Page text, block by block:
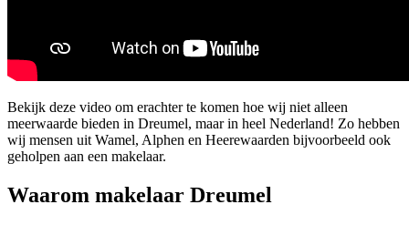
Bekijk deze video om erachter te komen hoe wij niet alleen
meerwaarde bieden in Dreumel, maar in heel Nederland! Zo hebben
wij mensen uit Wamel, Alphen en Heerewaarden bijvoorbeeld ook
geholpen aan een makelaar.
Waarom makelaar Dreumel